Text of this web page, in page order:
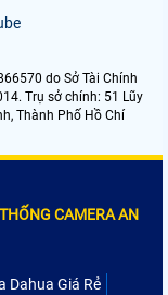
do Sở Tài Chính
Trụ sở chính: 51 Lũy
Thành Phố Hồ Chí
CAMERA AN
Dahua Giá Rẻ